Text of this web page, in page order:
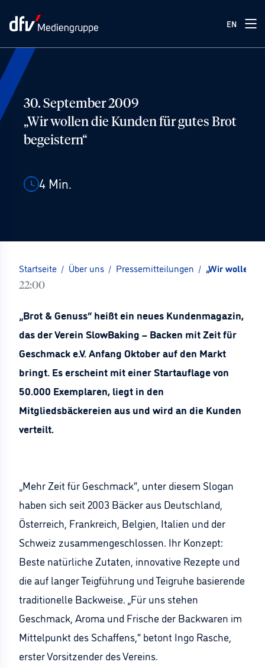
EN
30. September 2009
„Wir wollen die Kunden für gutes Brot
begeistern“
4 Min.
Startseite / Über uns / Pressemitteilungen / „Wir wollen
22:00
„Brot & Genuss“ heißt ein neues Kundenmagazin,
das der Verein SlowBaking – Backen mit Zeit für
Geschmack e.V. Anfang Oktober auf den Markt
bringt. Es erscheint mit einer Startauflage von
50.000 Exemplaren, liegt in den
Mitgliedsbäckereien aus und wird an die Kunden
verteilt.
„Mehr Zeit für Geschmack“, unter diesem Slogan
haben sich seit 2003 Bäcker aus Deutschland,
Österreich, Frankreich, Belgien, Italien und der
Schweiz zusammengeschlossen. Ihr Konzept:
Beste natürliche Zutaten, innovative Rezepte und
die auf langer Teigführung und Teigruhe basierende
traditionelle Backweise. „Für uns stehen
Geschmack, Aroma und Frische der Backwaren im
Mittelpunkt des Schaffens,“ betont Ingo Rasche,
erster Vorsitzender des Vereins.